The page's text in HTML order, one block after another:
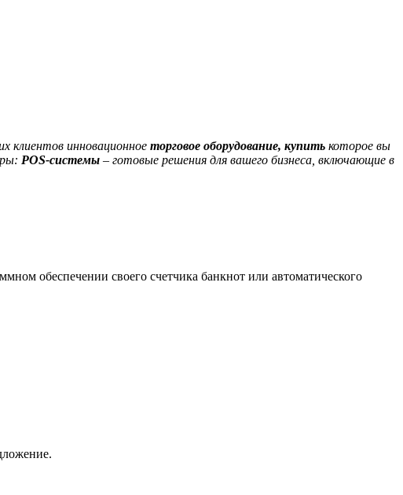
клиентов инновационное торговое оборудование, купить которое вы
POS-системы – готовые решения для вашего бизнеса, включающие в
обеспечении своего счетчика банкнот или автоматического